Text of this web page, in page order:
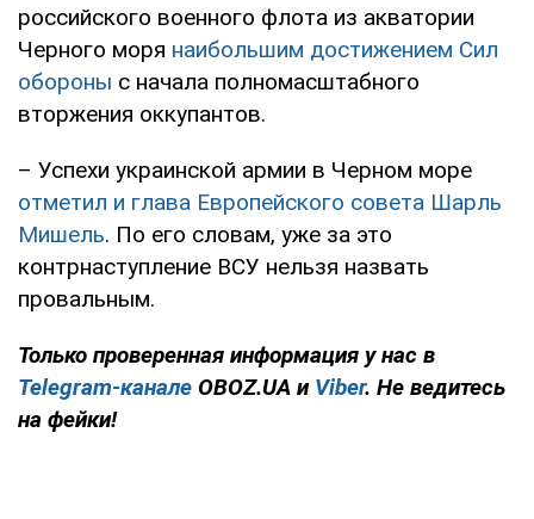
российского военного флота из акватории
Черного моря наибольшим достижением Сил
обороны с начала полномасштабного
вторжения оккупантов.
– Успехи украинской армии в Черном море
отметил и глава Европейского совета Шарль
Мишель. По его словам, уже за это
контрнаступление ВСУ нельзя назвать
провальным.
Только проверенная информация у нас в
Telegram-канале OBOZ.UA и Viber. Не ведитесь
на фейки!